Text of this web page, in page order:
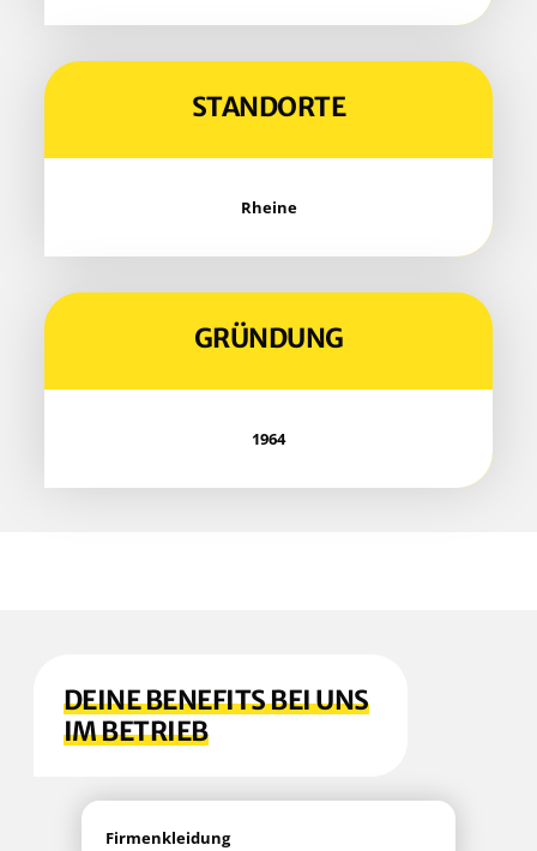
STAND­OR­TE
Rhei­ne
GRÜN­DUNG
1964
DEI­NE BENE­FITS BEI UNS
IM BETRIEB
Fir­men­klei­dung